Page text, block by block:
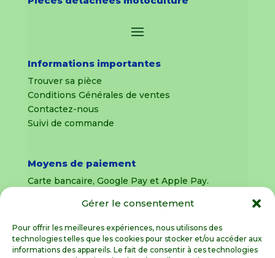
Gérer le consentement
Pour offrir les meilleures expériences, nous utilisons des
technologies telles que les cookies pour stocker et/ou accéder aux
informations des appareils. Le fait de consentir à ces technologies
Informations importantes
Trouver sa pièce
Conditions Générales de ventes
Contactez-nous
Suivi de commande
Moyens de paiement
Carte bancaire, Google Pay et Apple Pay.
uniquement
Livraison sous 8 jours pour les pièces